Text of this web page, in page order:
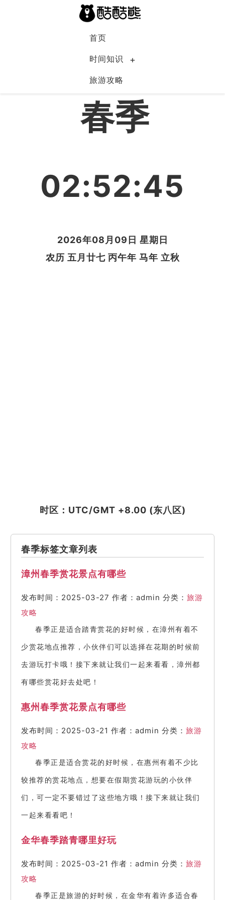
首页
时间知识
旅游攻略
中国
春季
02:52:45
2026年08月09日 星期日
农历 五月廿七 丙午年 马年 立秋
时区：UTC/GMT +8.00 (东八区)
春季标签文章列表
漳州春季赏花景点有哪些
发布时间：2025-03-27 作者：admin 分类： 旅游
攻略
春季正是适合踏青赏花的好时候，在漳州有着不
少赏花地点推荐，小伙伴们可以选择在花期的时候前
去游玩打卡哦！接下来就让我们一起来看看，漳州都
有哪些赏花好去处吧！
惠州春季赏花景点有哪些
发布时间：2025-03-21 作者：admin 分类： 旅游
攻略
春季正是适合赏花的好时候，在惠州有着不少比
较推荐的赏花地点，想要在假期赏花游玩的小伙伴
们，可一定不要错过了这些地方哦！接下来就让我们
一起来看看吧！
金华春季踏青哪里好玩
发布时间：2025-03-21 作者：admin 分类： 旅游
攻略
春季正是旅游的好时候，在金华有着许多适合春